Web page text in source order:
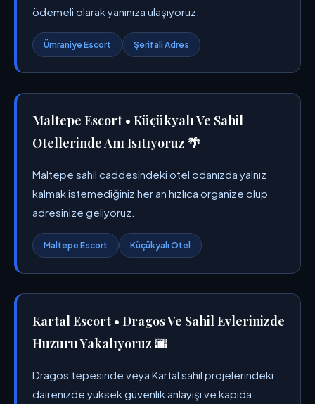
ödemeli olarak yanınıza ulaşıyoruz.
Ümraniye Escort Şerifali Adres
Maltepe Escort • Küçükyalı Ve Sahil
Otellerinde Anı Isıtıyoruz 🌴
Maltepe sahil caddesindeki otel odanızda yalnız
kalmak istemediğiniz her an hızlıca organize olup
adresinize geliyoruz.
Maltepe Escort Küçükyalı Otel
Kartal Escort • Dragos Ve Sahil Evlerinizde
Huzuru Yakalıyoruz 🌆
Dragos tepesinde veya Kartal sahil projelerindeki
dairenizde yüksek güvenlik anlayışı ve kapıda